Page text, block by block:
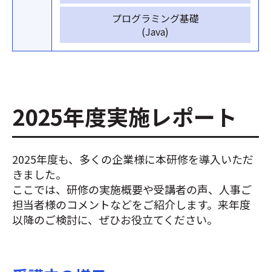
プログラミング基礎
(Java)
2025年度実施レポート
2025年度も、多くの企業様に本研修を導入いただ
きました。
ここでは、研修の実施概要や受講者の声、人事ご
担当者様のコメントなどをご紹介します。来年度
以降のご検討に、ぜひお役立てください。